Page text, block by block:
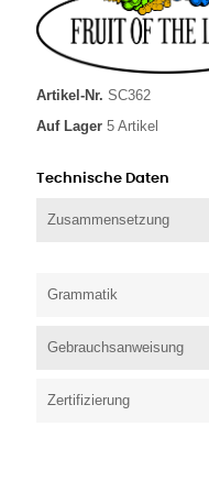
Artikel-Nr. SC362
Auf Lager 5 Artikel
Technische Daten
Zusammensetzung
Grammatik
Gebrauchsanweisung
Zertifizierung